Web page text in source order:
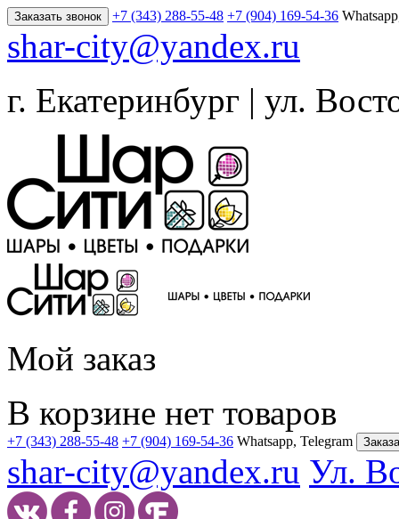
Заказать звонок +7 (343) 288-55-48 +7 (904) 169-54-36
shar-city@yandex.ru
г. Екатеринбург | ул.
Мой заказ
В корзине нет товаров
+7 (343) 288-55-48 +7 (904) 169-54-36 Whatsapp, Telegram
shar-city@yandex.ru Ул.